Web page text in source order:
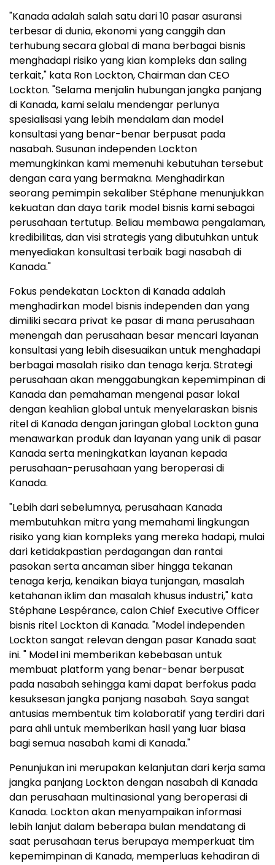
"Kanada adalah salah satu dari 10 pasar asuransi
terbesar di dunia, ekonomi yang canggih dan
terhubung secara global di mana berbagai bisnis
menghadapi risiko yang kian kompleks dan saling
terkait," kata Ron Lockton, Chairman dan CEO
Lockton. "Selama menjalin hubungan jangka panjang
di Kanada, kami selalu mendengar perlunya
spesialisasi yang lebih mendalam dan model
konsultasi yang benar-benar berpusat pada
nasabah. Susunan independen Lockton
memungkinkan kami memenuhi kebutuhan tersebut
dengan cara yang bermakna. Menghadirkan
seorang pemimpin sekaliber Stéphane menunjukkan
kekuatan dan daya tarik model bisnis kami sebagai
perusahaan tertutup. Beliau membawa pengalaman,
kredibilitas, dan visi strategis yang dibutuhkan untuk
menyediakan konsultasi terbaik bagi nasabah di
Kanada."
Fokus pendekatan Lockton di Kanada adalah
menghadirkan model bisnis independen dan yang
dimiliki secara privat ke pasar di mana perusahaan
menengah dan perusahaan besar mencari layanan
konsultasi yang lebih disesuaikan untuk menghadapi
berbagai masalah risiko dan tenaga kerja. Strategi
perusahaan akan menggabungkan kepemimpinan di
Kanada dan pemahaman mengenai pasar lokal
dengan keahlian global untuk menyelaraskan bisnis
ritel di Kanada dengan jaringan global Lockton guna
menawarkan produk dan layanan yang unik di pasar
Kanada serta meningkatkan layanan kepada
perusahaan-perusahaan yang beroperasi di
Kanada.
"Lebih dari sebelumnya, perusahaan Kanada
membutuhkan mitra yang memahami lingkungan
risiko yang kian kompleks yang mereka hadapi, mulai
dari ketidakpastian perdagangan dan rantai
pasokan serta ancaman siber hingga tekanan
tenaga kerja, kenaikan biaya tunjangan, masalah
ketahanan iklim dan masalah khusus industri," kata
Stéphane Lespérance, calon Chief Executive Officer
bisnis ritel Lockton di Kanada. "Model independen
Lockton sangat relevan dengan pasar Kanada saat
ini. " Model ini memberikan kebebasan untuk
membuat platform yang benar-benar berpusat
pada nasabah sehingga kami dapat berfokus pada
kesuksesan jangka panjang nasabah. Saya sangat
antusias membentuk tim kolaboratif yang terdiri dari
para ahli untuk memberikan hasil yang luar biasa
bagi semua nasabah kami di Kanada."
Penunjukan ini merupakan kelanjutan dari kerja sama
jangka panjang Lockton dengan nasabah di Kanada
dan perusahaan multinasional yang beroperasi di
Kanada. Lockton akan menyampaikan informasi
lebih lanjut dalam beberapa bulan mendatang di
saat perusahaan terus berupaya memperkuat tim
kepemimpinan di Kanada, memperluas kehadiran di